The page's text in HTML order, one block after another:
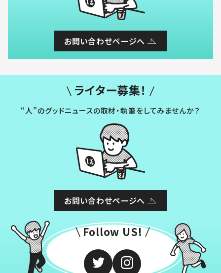
お問い合わせページへ
ライター募集！
“人”のグッドニュースの取材・執筆をしてみませんか？
お問い合わせページへ
Follow US!